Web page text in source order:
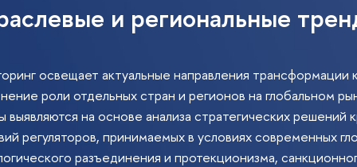
и региональные
освещает актуальные направления
роли отдельных стран и регионов на глобальном
выявляются на основе анализа стратегических
регуляторов, принимаемых в условиях современных
разъединения и протекционизма,